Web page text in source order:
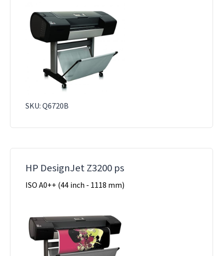
SKU: Q6720B
HP DesignJet Z3200 ps
ISO A0++ (44 inch - 1118 mm)